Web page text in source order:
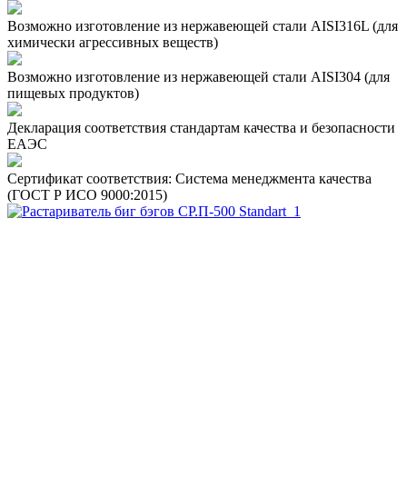
Возможно изготовление из нержавеющей стали AISI316L (для
химически агрессивных веществ)
Возможно изготовление из нержавеющей стали AISI304 (для
пищевых продуктов)
Декларация соответствия стандартам качества и безопасности
ЕАЭС
Сертификат соответствия: Система менеджмента качества
(ГОСТ Р ИСО 9000:2015)